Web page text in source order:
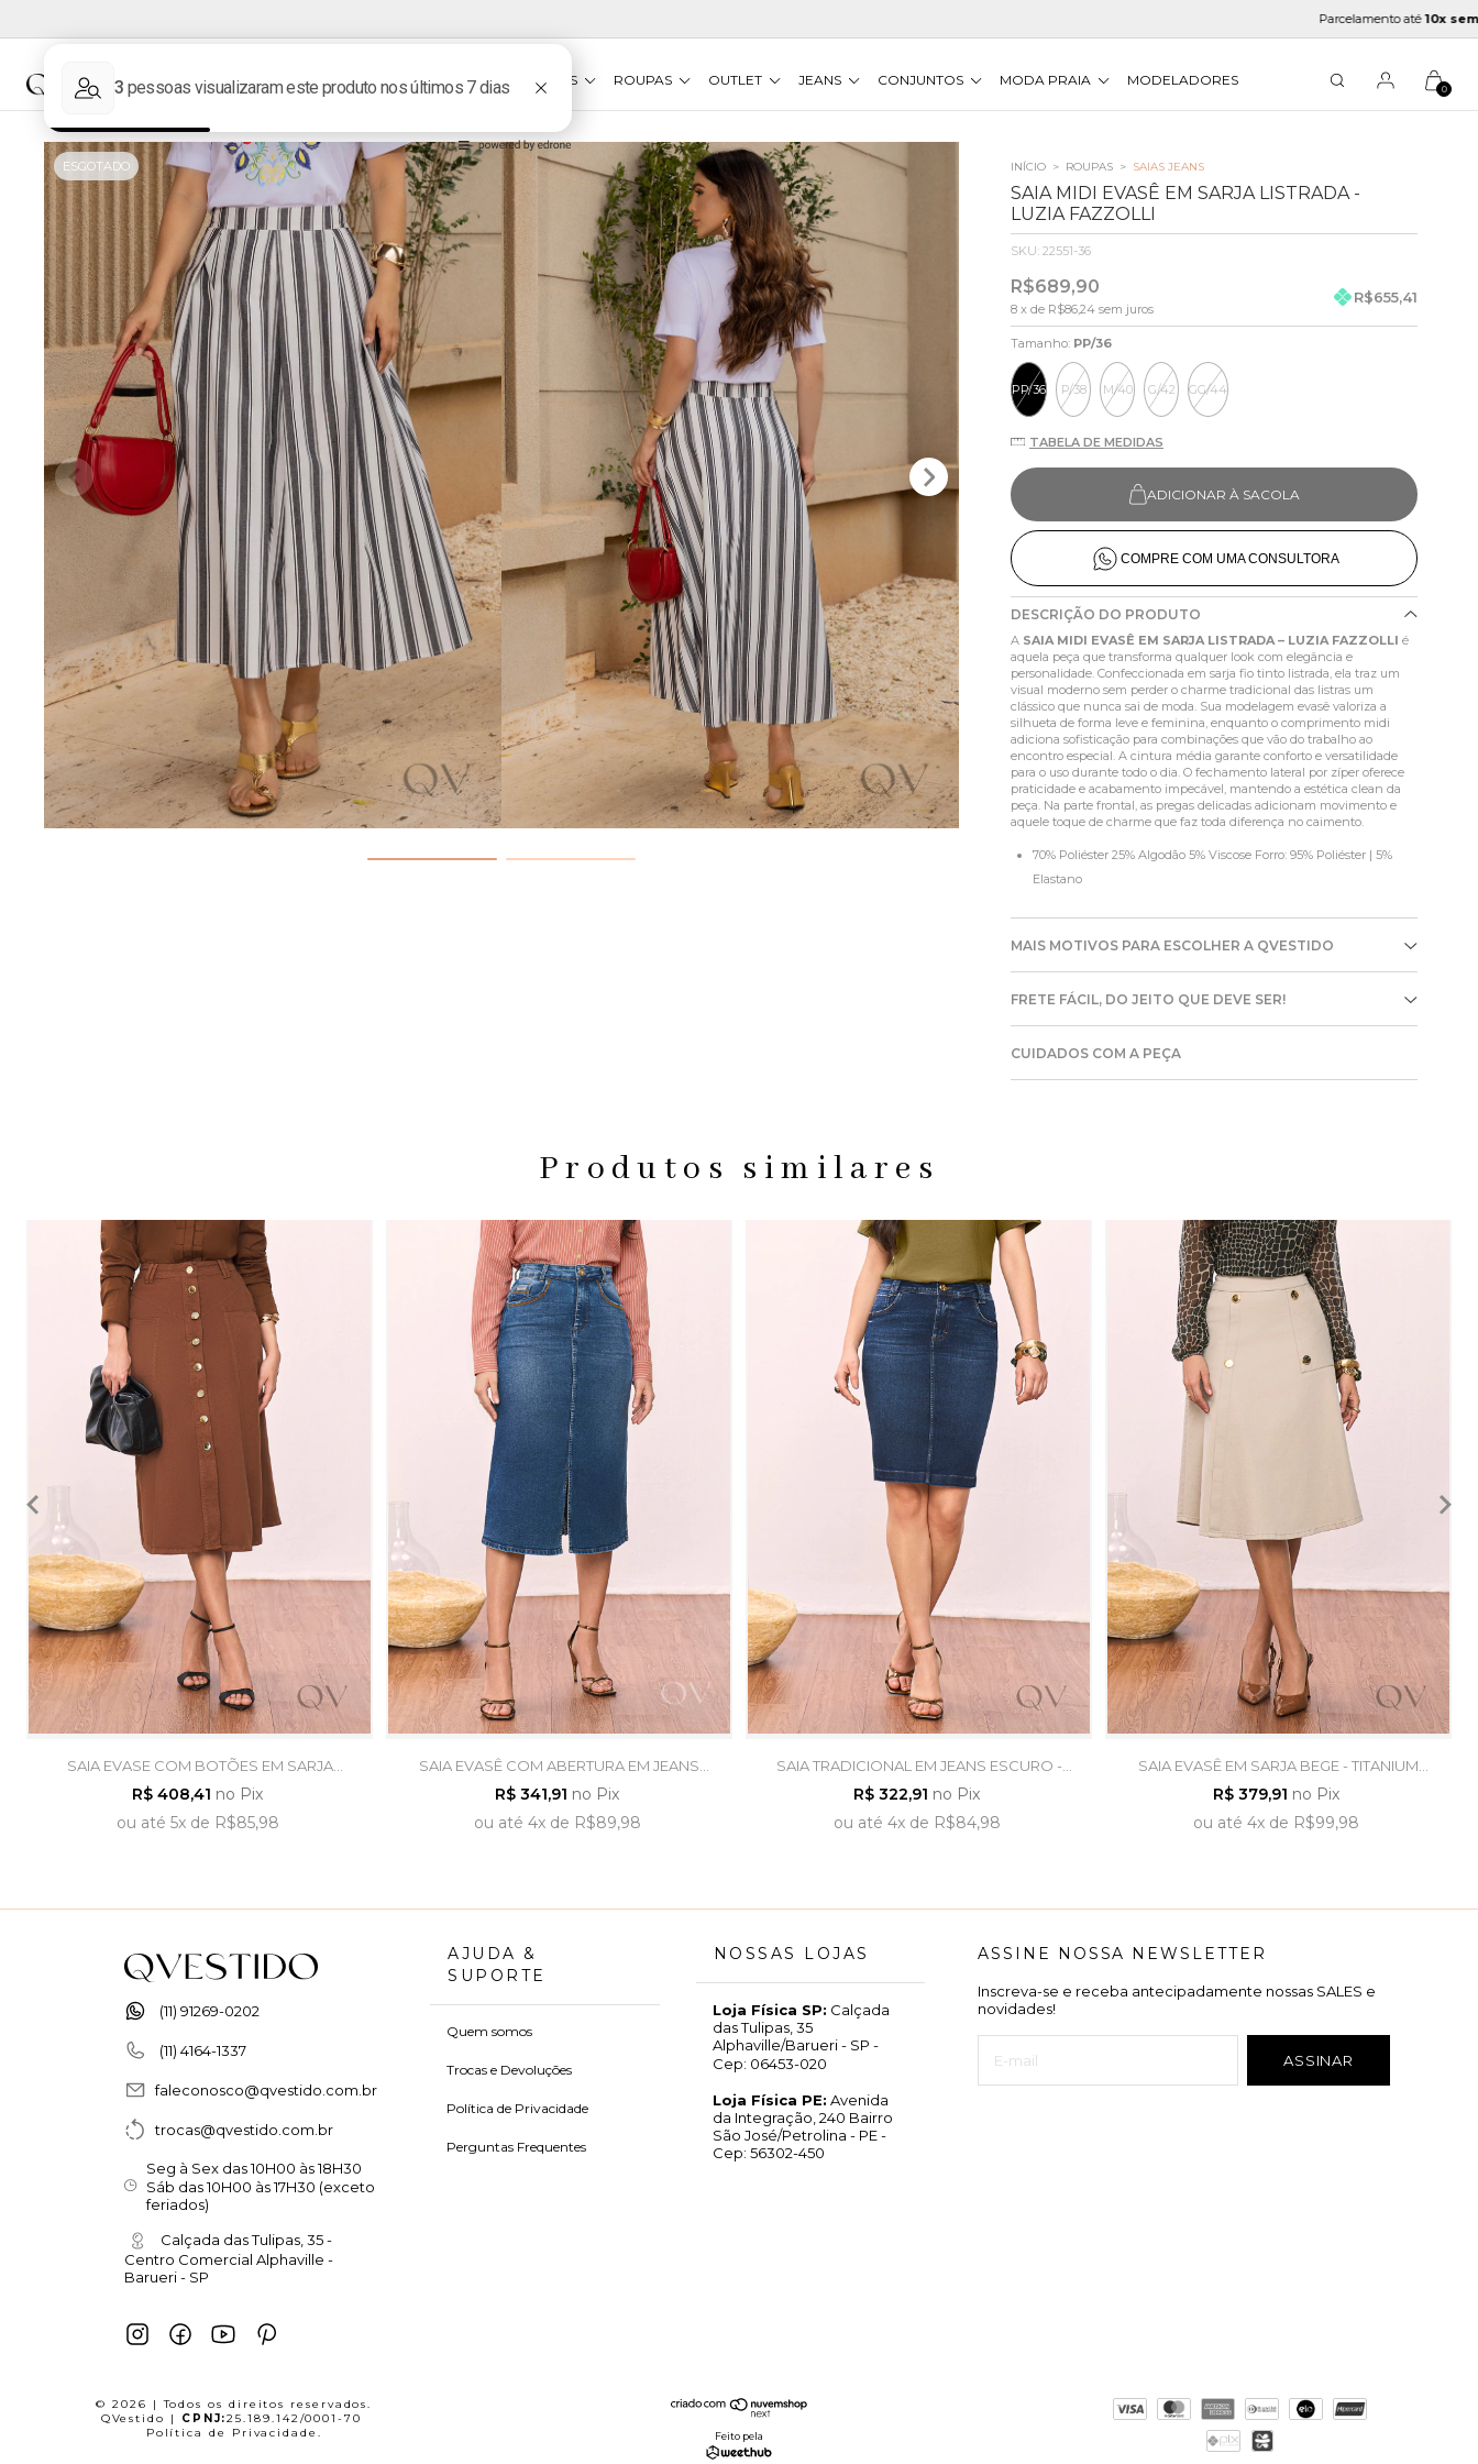
Parcelamento até10x sem juros
NOVIDADES MARCAS VESTIDOS ROUPAS OUTLET JEANS CONJUNTOS MODA PRAIA MODELADORES 0
ESGOTADO INÍCIO > ROUPAS > SAIAS JEANS
SAIA MIDI EVASÊ EM SARJA LISTRADA -
LUZIA FAZZOLLI
SKU: 22551-36
R$689,90
8 x de R$86,24 sem juros
R$655,41
Tamanho: PP/36
PP/36 P/38 M/40 G/42 GG/44
TABELA DE MEDIDAS
ADICIONAR À SACOLA
COMPRE COM UMA CONSULTORA
DESCRIÇÃO DO PRODUTO
A SAIA MIDI EVASÊ EM SARJA LISTRADA – LUZIA FAZZOLLI é
aquela peça que transforma qualquer look com elegância e
personalidade. Confeccionada em sarja fio tinto listrada, ela traz um
visual moderno sem perder o charme tradicional das listras um
clássico que nunca sai de moda. Sua modelagem evasê valoriza a
silhueta de forma leve e feminina, enquanto o comprimento midi
adiciona sofisticação para combinações que vão do trabalho ao
encontro especial. A cintura média garante conforto e versatilidade
para o uso durante todo o dia. O fechamento lateral por zíper oferece
praticidade e acabamento impecável, mantendo a estética clean da
peça. Na parte frontal, as pregas delicadas adicionam movimento e
aquele toque de charme que faz toda diferença no caimento.
70% Poliéster 25% Algodão 5% Viscose Forro: 95% Poliéster | 5%
Elastano
MAIS MOTIVOS PARA ESCOLHER A QVESTIDO
FRETE FÁCIL, DO JEITO QUE DEVE SER!
CUIDADOS COM A PEÇA
Produtos similares
SAIA EVASE COM BOTÕES EM SARJA
MARROM - TITANIUM JEANS
R$ 408,41 no Pix
ou até 5xde R$85,98
SAIA EVASÊ COM ABERTURA EM JEANS
ESCURO - TITANIUM JEANS
R$ 341,91 no Pix
ou até 4xde R$89,98
SAIA TRADICIONAL EM JEANS ESCURO -
TITANIUM JEANS
R$ 322,91 no Pix
ou até 4xde R$84,98
SAIA EVASÊ EM SARJA BEGE - TITANIUM
JEANS
R$ 379,91 no Pix
ou até 4x de R$99,98
(11) 91269-0202
(11) 4164-1337
faleconosco@qvestido.com.br
trocas@qvestido.com.br
Seg à Sex das 10H00 às 18H30
Sáb das 10H00 às 17H30 (exceto
feriados)
Calçada das Tulipas, 35 -
Centro Comercial Alphaville -
Barueri - SP
AJUDA &
SUPORTE
Quem somos
Trocas e Devoluções
Política de Privacidade
Perguntas Frequentes
NOSSAS LOJAS
Loja Física SP: Calçada
das Tulipas, 35
Alphaville/Barueri - SP -
Cep: 06453-020
Loja Física PE: Avenida
da Integração, 240 Bairro
São José/Petrolina - PE -
Cep: 56302-450
ASSINE NOSSA NEWSLETTER
Inscreva-se e receba antecipadamente nossas SALES e
novidades!
© 2026 | Todos os direitos reservados.
QVestido | CPNJ:25.189.142/0001-70
Política de Privacidade . Feito pela